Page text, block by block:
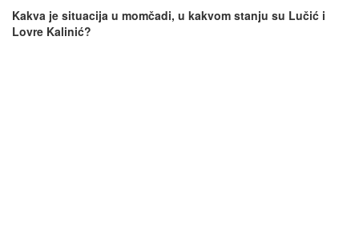
Kakva je situacija u momčadi, u kakvom stanju su Lučić i
Lovre Kalinić?